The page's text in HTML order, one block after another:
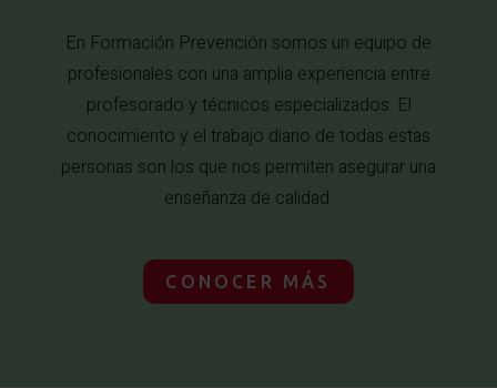
En Formación Prevención somos un equipo de
profesionales con una amplia experiencia entre
profesorado y técnicos especializados. El
conocimiento y el trabajo diario de todas estas
personas son los que nos permiten asegurar una
enseñanza de calidad.
CONOCER MÁS